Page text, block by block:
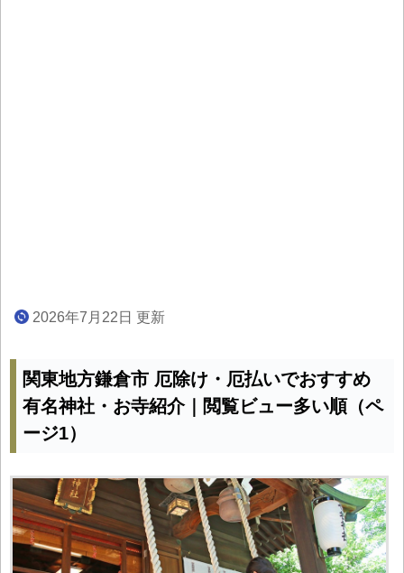
2026年7月22日 更新
関東地方鎌倉市 厄除け・厄払いでおすすめ
有名神社・お寺紹介｜閲覧ビュー多い順（ペ
ージ1）